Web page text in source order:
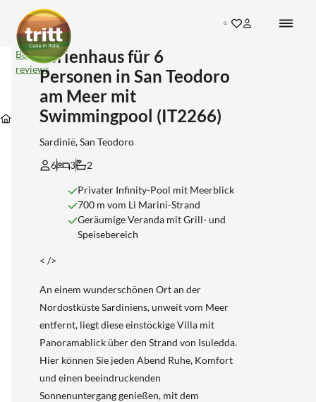
Search
Unterkünfte
Unterkünfte
in
Unterkünfte
in
Unterkünfte
in
San-
teodoro
Ferienhaus
für
6
Personen
in
San
Teodoro
am
Meer
mit
Swimmingpool
(IT2266)
Bekijk
reviews
Ferienhaus für 6
Personen in San Teodoro
am Meer mit
Swimmingpool (IT2266)
Sardinië, San Teodoro
6
3 2
Privater Infinity-Pool mit Meerblick
700 m vom Li Marini-Strand
Geräumige Veranda mit Grill- und
Speisebereich
< />
An einem wunderschönen Ort an der
Nordostküste Sardiniens, unweit vom Meer
entfernt, liegt diese einstöckige Villa mit
Panoramablick über den Strand von Isuledda.
Hier können Sie jeden Abend Ruhe, Komfort
und einen beeindruckenden
Sonnenuntergang genießen, mit dem